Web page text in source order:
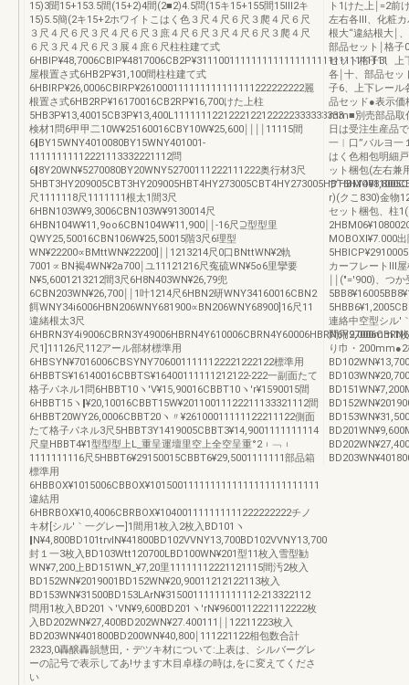
15)3聞15+153.5間(15+2)4間(2■2)4.5問(15キ15+155間15Ⅲ2キ
15)5.5簡(2キ15+2ホワイトこはく色３尺４尺６尺３爬４尺６尺
３尺４尺６尺３尺４尺６尺３庶４尺６尺３尺４尺６尺３爬４尺
６尺３尺４尺６尺３展４庶６尺柱柱建て式
6HBlP¥48,7006CBlP¥4817006CB2P¥31110011111111111111111111111111111
屋根置さ式6HB2P¥31,100間柱柱建て式
6HBlRP¥26,0006CBlRP¥261000111111111111111222222222麗
根置さ式6HB2RP¥16170016CB2RP¥16,700けた上柱
5HB3P¥13,40015CB3P¥13,400L1111111221222122122222333333333
検材1問6甲甲二10W¥25160016CBY10W¥25,600￨￨￨￨11115間
6‖BY15WNY4010080BY15WNY401001-
11111111112221113332221112問
6‖8Y20WN¥5270080BY20WNY52700111222111222奥行材3尺
尺1111118尺1111111根太1間3尺
6HBN103W¥9,3006CBN103W¥9130014尺
6HBN104W¥11,9oo6CBN104W¥11,900￨￨‐16尺⊇型型里
QWY25,50016CBN106W¥25,50015階3尺6理型
WN¥22200∝BMttWN¥22200]￨￨1213214尺0口BNttWN¥2軌
7001∝BN褐4WN¥2a700￨ユ11121216尺寃硫WN¥5o6里攣要
N¥5,6001213212間3尺6H8N403WN¥26,79兜
6CBN203WN¥26,700￨￨1叶1214尺6HBN2研WNY34160016CBN2
餌WNY34i6006HBN206WNY681900∝BN206WNY68900]16尺11
違緒根太3尺
尺1]11126尺112アール部材標準用
6HBSYN¥7016006CBSYNY7060011111122221222122標準用
6HBBTS¥16140016CBBTS¥16400111111212122‐222一副面たて
格子パネル1問6HBBT10ヽ′V¥15,90016CBBT10ヽ′r¥1590015間
6HBBT15ヽ‖¥20,10016CBBT15W¥20110011122211133321112間
6HBBT20WY26,0006CBBT20ヽ〃¥26100011111122211122側面
たて格子パネル3尺5HBBT3Y1419005CBBT3¥14,9001111111114
尺皇HBBT4¥1型型型上L_重呈運壇里空上全空呈重°2︲﹁︲
1111111116尺5HBBT6¥29150015CBBT6¥29,5001111111部品箱
標準用
6HBBOX¥1015006CBBOX¥1015001111111111111111111111111
違結用
6HBRBOX¥10,4006CBRBOX¥104001111111111222222222チノ
キ材[シル′｀一グレー]1間用1枚入2枚入BD101ヽ
‖N¥4,800BD101trvlN¥41800BD102VVNY13,700BD102VVNY13,700
封１一3枚入BD103Wtt120700LBD100WN¥201型11枚入雪型勧
WN¥7,200上BD151WN_¥7,20里11111112221121115間汚2枚入
BD152WN¥2019001BD152WN¥20,90011212122113枚入
BD153WN¥31500BD153LArN¥31500111111111112‐213322112
問用1枚入BD201ヽ′VN¥9,600BD201ヽ′rN¥9600112221112222枚
入BD202WN¥27,400BD202WN¥27.400111￨￨12211223枚入
BD203WN¥401800BD200WN¥40,800￨111221122相包数合計
2323,0轟醸轟韻慧田,・デツキ材について:上表は、シルバーグレ
ーの記号で表示してあ!サます木目卓様の時は,をに変えてくださ
い
ト1けた上￨=2前
左右各Ⅲ、化粧カ
根大“違結根大￨
部品セット￨格子
セット格子3、上
各￨十、部品セッ
子6、上下レール
品セッド●表示価
mm■別売部品取
日は受注生産品
一︱口”バルヨ一
はく色相包明細
ット梱包(左右兼
プ
r)(クこ830)金物
セット梱包、柱
MOBOXl¥7.000
カーフレートⅢ屋
￨￨(″=′900)、つ
連絡中空型シル′
問用2,000mm1
り巾・